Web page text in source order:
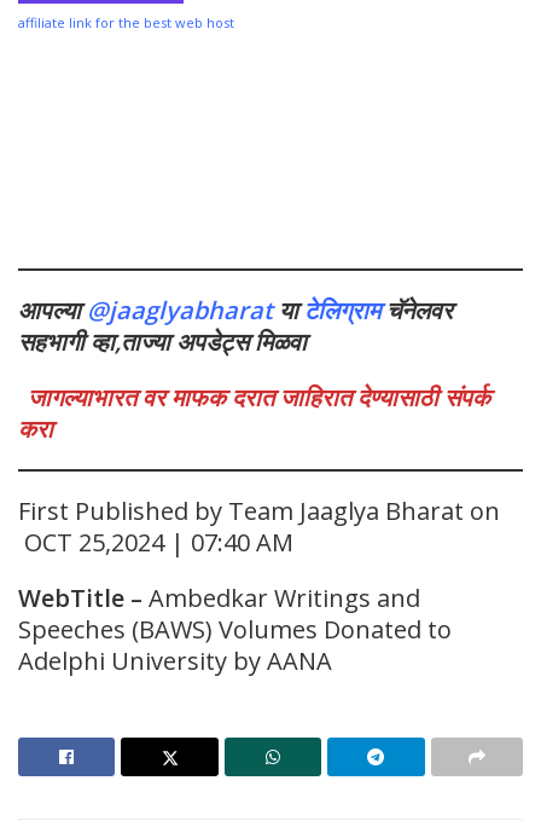
affiliate link for the best web host
आपल्या@jaaglyabharatयाटेलिग्रामचॅनेलवर
सहभागी व्हा,ताज्या अपडेट्स मिळवा
जागल्याभारत वर माफक दरात जाहिरात देण्यासाठी संपर्क
करा
First Published by Team Jaaglya Bharat on
OCT 25,2024 | 07:40 AM
WebTitle – Ambedkar Writings and
Speeches (BAWS) Volumes Donated to
Adelphi University by AANA